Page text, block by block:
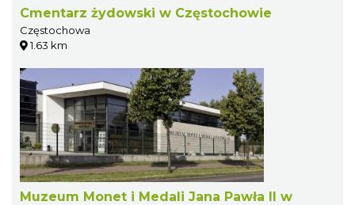
Cmentarz żydowski w Częstochowie
Częstochowa
1.63 km
Muzeum Monet i Medali Jana Pawła II w